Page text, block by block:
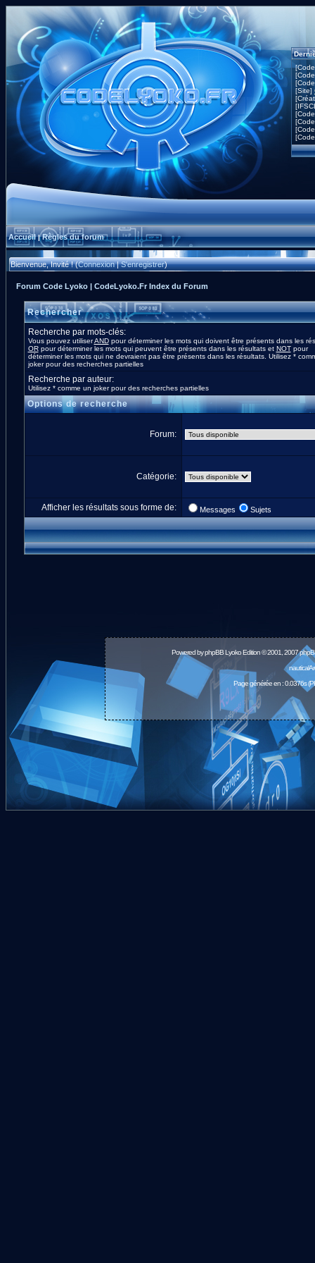
[Site]
Accueil|Règles du forum
Bienvenue, Invité ! (Connexion|S'enregistrer)
Forum Code Lyoko | CodeLyoko.Fr Index du Forum
Rechercher
Recherche par mots-clés:
Vous pouvez utiliserANDpour déterminer les mots qui doivent être présents dans les
ORpour déterminer les mots qui peuvent être présents dans les résultats et NOTpour
déterminer les mots qui ne devraient pas être présents dans les résultats. Utilisez *
joker pour des recherches partielles
Recherche par auteur:
Utilisez * comme un joker pour des recherches partielles
Options de recherche
Forum:
Catégorie:
Afficher les résultats sous forme de: Messages Sujets
Powered byphpBBLyoko Edition © 2001, 2007
Page générée en : 0.0376s